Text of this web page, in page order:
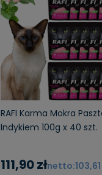
RAFI Karma Mokra
Indykiem 100g x 40 szt.
111,90 zł 103,61